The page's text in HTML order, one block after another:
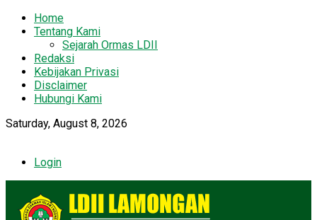
Home
Tentang Kami
Sejarah Ormas LDII
Redaksi
Kebijakan Privasi
Disclaimer
Hubungi Kami
Saturday, August 8, 2026
Login